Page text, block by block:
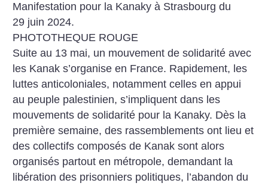
Manifestation pour la Kanaky à Strasbourg du
29 juin 2024.
PHOTOTHEQUE ROUGE
Suite au 13 mai, un mouvement de solidarité avec
les Kanak s’organise en France. Rapidement, les
luttes anticoloniales, notamment celles en appui
au peuple palestinien, s’impliquent dans les
mouvements de solidarité pour la Kanaky. Dès la
première semaine, des rassemblements ont lieu et
des collectifs composés de Kanak sont alors
organisés partout en métropole, demandant la
libération des prisonniers politiques, l’abandon du